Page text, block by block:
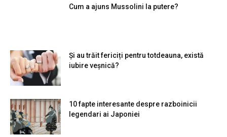
Cum a ajuns Mussolini la putere?
Și au trăit fericiți pentru totdeauna, există
iubire veșnică?
10 fapte interesante despre razboinicii
legendari ai Japoniei